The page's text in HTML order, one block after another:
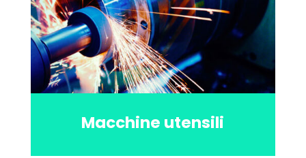
Macchine utensili